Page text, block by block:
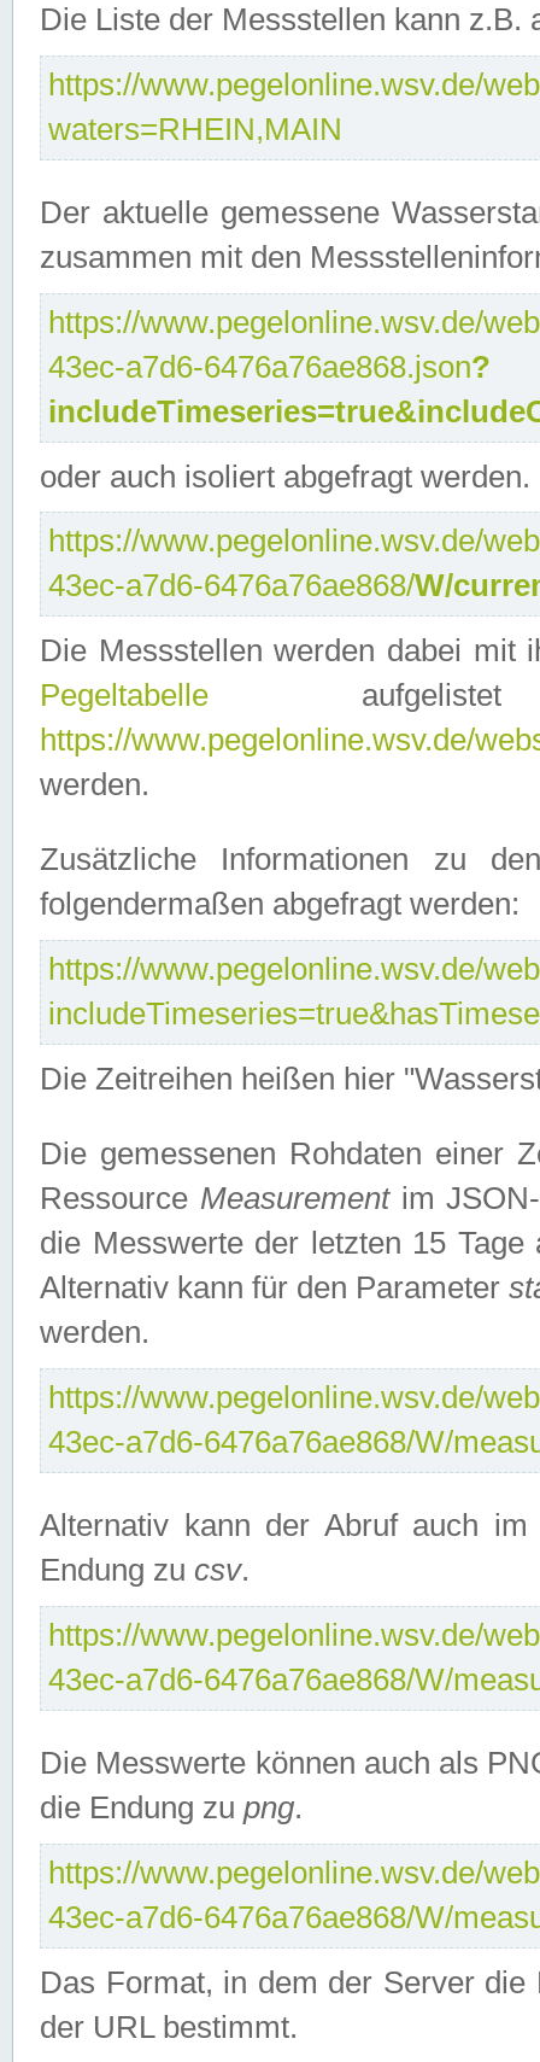
Die Liste der Messstellen kann
https://www.pegelonline.wsv.de/
waters=RHEIN,MAIN
Der aktuelle gemessene
zusammen mit den
https://www.pegelonline.wsv.de/
43ec-a7d6-6476a76ae868.json?
oder auch isoliert abgefragt werden.
https://www.pegelonline.wsv.de/
43ec-a7d6-6476a76ae868/W/
Die Messstellen werden dabei mit
Pegeltabelle
https://www.pegelonline.wsv.de/
werden.
Zusätzliche Informationen zu
folgendermaßen abgefragt werden:
https://www.pegelonline.wsv.de/
Die Zeitreihen heißen hier
Die gemessenen Rohdaten einer
Ressource Measurementim JSON-
die Messwerte der letzten 15
Alternativ kann für den Parameter
werden.
https://www.pegelonline.wsv.de/
43ec-a7d6-6476a76ae868/W/
Alternativ kann der Abruf auch
Endung zu csv.
https://www.pegelonline.wsv.de/
43ec-a7d6-6476a76ae868/W/
Die Messwerte können auch als
die Endung zu png.
https://www.pegelonline.wsv.de/
43ec-a7d6-6476a76ae868/W/
Das Format, in dem der Server
der URL bestimmt.